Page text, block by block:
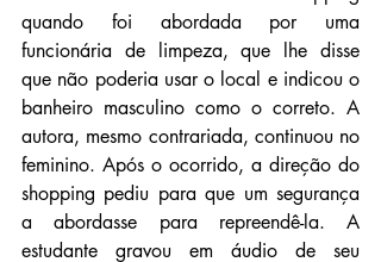
quando foi abordada por uma
funcionária de limpeza, que lhe disse
que não poderia usar o local e indicou o
banheiro masculino como o correto. A
autora, mesmo contrariada, continuou no
feminino. Após o ocorrido, a direção do
shopping pediu para que um segurança
a abordasse para repreendê-la. A
estudante gravou em áudio de seu